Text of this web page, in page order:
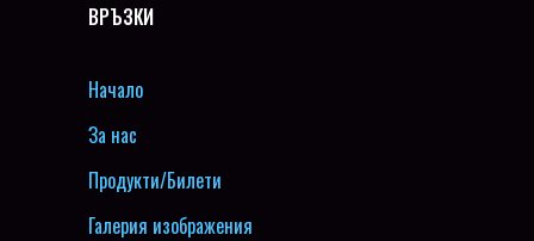
ВРЪЗКИ
Начало
За нас
Продукти/Билети
Галерия изображения